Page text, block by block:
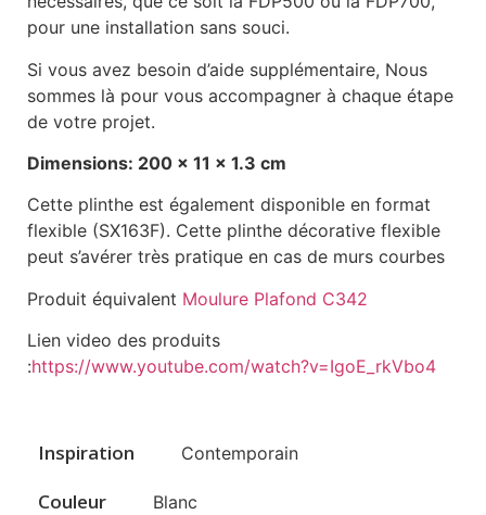
pour une installation sans souci.
Si vous avez besoin d’aide supplémentaire, Nous
sommes là pour vous accompagner à chaque étape
de votre projet.
Dimensions: 200 x 11 x 1.3 cm
Cette plinthe est également disponible en format
flexible (SX163F). Cette plinthe décorative flexible
peut s’avérer très pratique en cas de murs courbes
Produit équivalent Moulure Plafond C342
Lien video des produits
:https://www.youtube.com/watch?v=IgoE_rkVbo4
Inspiration Contemporain
Couleur Blanc